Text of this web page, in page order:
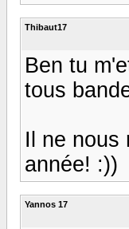
Thibaut17
Ben tu
tous
Il ne nous
année! :))
Yannos 17